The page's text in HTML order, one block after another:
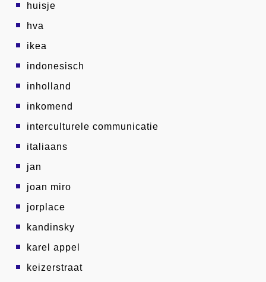
huisje
hva
ikea
indonesisch
inholland
inkomend
interculturele communicatie
italiaans
jan
joan miro
jorplace
kandinsky
karel appel
keizerstraat